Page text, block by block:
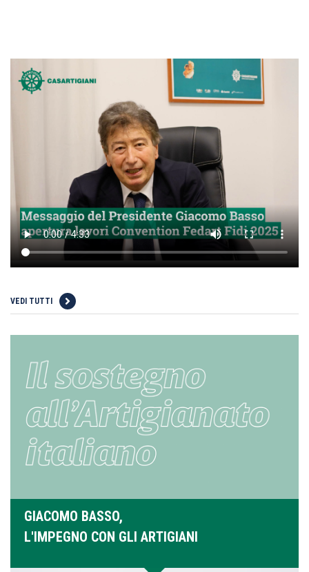
VEDI TUTTI
GIACOMO BASSO,
L'IMPEGNO CON GLI ARTIGIANI